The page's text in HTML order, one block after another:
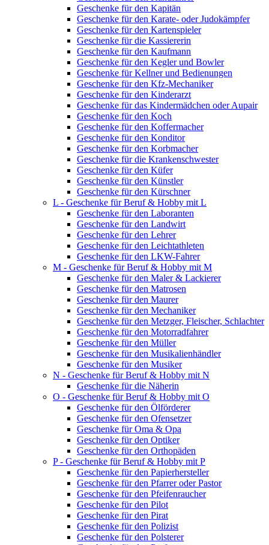
Geschenke für den Kapitän
Geschenke für den Karate- oder Judokämpfer
Geschenke für den Kartenspieler
Geschenke für die Kassiererin
Geschenke für den Kaufmann
Geschenke für den Kegler und Bowler
Geschenke für Kellner und Bedienungen
Geschenke für den Kfz-Mechaniker
Geschenke für den Kinderarzt
Geschenke für das Kindermädchen oder Aupair
Geschenke für den Koch
Geschenke für den Koffermacher
Geschenke für den Konditor
Geschenke für den Korbmacher
Geschenke für die Krankenschwester
Geschenke für den Küfer
Geschenke für den Künstler
Geschenke für den Kürschner
L - Geschenke für Beruf & Hobby mit L
Geschenke für den Laboranten
Geschenke für den Landwirt
Geschenke für den Lehrer
Geschenke für den Leichtathleten
Geschenke für den LKW-Fahrer
M - Geschenke für Beruf & Hobby mit M
Geschenke für den Maler & Lackierer
Geschenke für den Matrosen
Geschenke für den Maurer
Geschenke für den Mechaniker
Geschenke für den Metzger, Fleischer, Schlachter
Geschenke für den Motorradfahrer
Geschenke für den Müller
Geschenke für den Musikalienhändler
Geschenke für den Musiker
N - Geschenke für Beruf & Hobby mit N
Geschenke für die Näherin
O - Geschenke für Beruf & Hobby mit O
Geschenke für den Ölförderer
Geschenke für den Ofensetzer
Geschenke für Oma & Opa
Geschenke für den Optiker
Geschenke für den Orthopäden
P - Geschenke für Beruf & Hobby mit P
Geschenke für den Papierhersteller
Geschenke für den Pfarrer oder Pastor
Geschenke für den Pfeifenraucher
Geschenke für den Pilot
Geschenke für den Pirat
Geschenke für den Polizist
Geschenke für den Polsterer